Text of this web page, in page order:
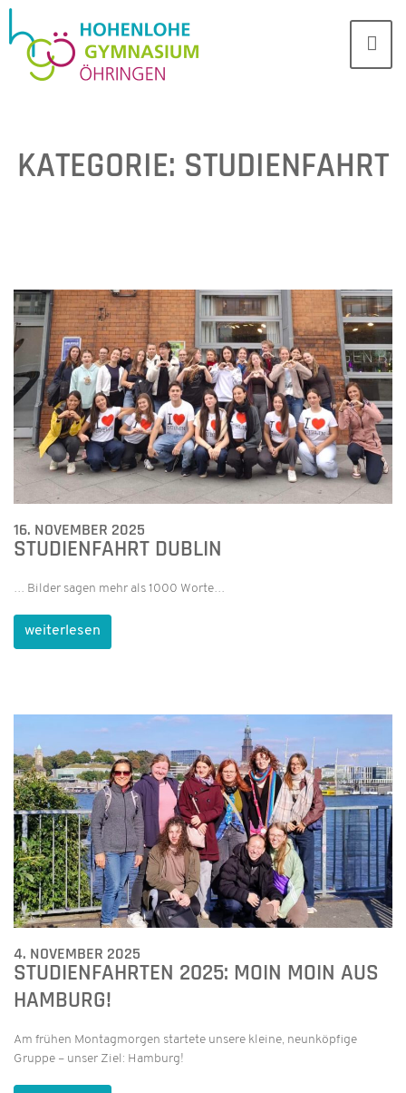
KATEGORIE: STUDIENFAHRT
16. NOVEMBER 2025
STUDIENFAHRT DUBLIN
… Bilder sagen mehr als 1000 Worte…
weiterlesen
4. NOVEMBER 2025
STUDIENFAHRTEN 2025: MOIN MOIN AUS
HAMBURG!
Am frühen Montagmorgen startete unsere kleine, neunköpfige
Gruppe – unser Ziel: Hamburg!